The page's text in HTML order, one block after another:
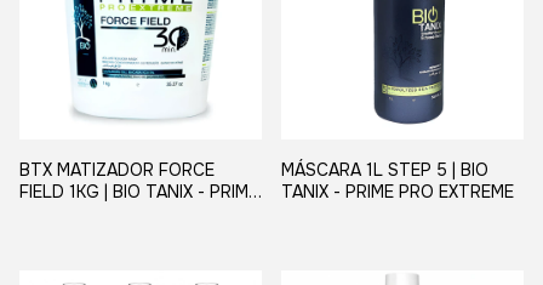
BTX MATIZADOR FORCE
FIELD 1KG | BIO TANIX - PRIME
MÁSCARA 1L STEP 5 | BIO
TANIX - PRIME PRO EXTREME